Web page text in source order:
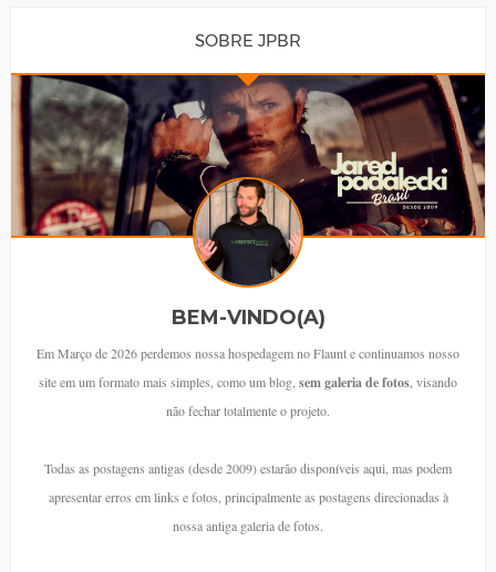
SOBRE JPBR
BEM-VINDO(A)
Em Março de 2026 perdemos nossa hospedagem no Flaunt e continuamos nosso
site em um formato mais simples, como um blog, sem galeria de fotos , visando
não fechar totalmente o projeto.
Todas as postagens antigas (desde 2009) estarão disponíveis aqui, mas podem
apresentar erros em links e fotos, principalmente as postagens direcionadas à
nossa antiga galeria de fotos.